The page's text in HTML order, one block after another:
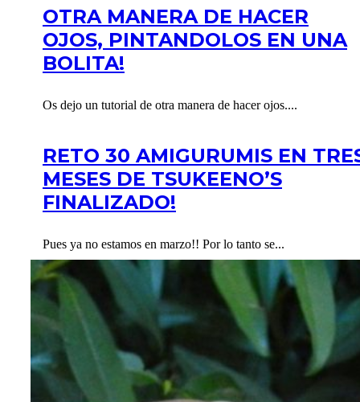
OTRA MANERA DE HACER
OJOS, PINTANDOLOS EN UNA
BOLITA!
Os dejo un tutorial de otra manera de hacer ojos....
RETO 30 AMIGURUMIS EN
MESES DE TSUKEENO’S
FINALIZADO!
Pues ya no estamos en marzo!! Por lo tanto se...